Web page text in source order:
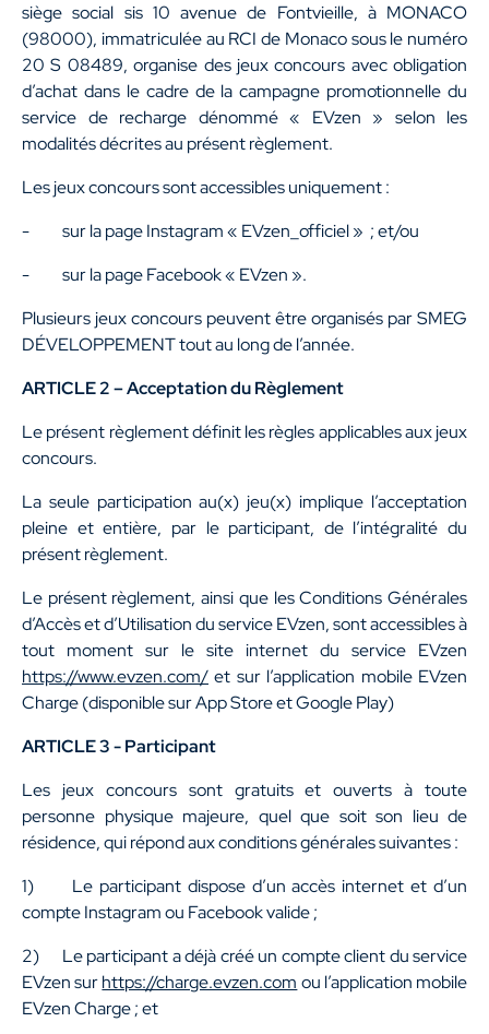
siège social sis 10 avenue de Fontvieille, à MONACO
(98000), immatriculée au RCI de Monaco sous le numéro
20 S 08489, organise des jeux concours avec obligation
d’achat dans le cadre de la campagne promotionnelle du
service de recharge dénommé « EVzen » selon les
modalités décrites au présent règlement.
Les jeux concours sont accessibles uniquement :
- sur la page Instagram « EVzen_officiel » ; et/ou
- sur la page Facebook « EVzen ».
Plusieurs jeux concours peuvent être organisés par SMEG
DÉVELOPPEMENT tout au long de l’année.
ARTICLE 2 – Acceptation du Règlement
Le présent règlement définit les règles applicables aux jeux
concours.
La seule participation au(x) jeu(x) implique l’acceptation
pleine et entière, par le participant, de l’intégralité du
présent règlement.
Le présent règlement, ainsi que les Conditions Générales
d’Accès et d’Utilisation du service EVzen, sont accessibles à
tout moment sur le site internet du service EVzen
https://www.evzen.com/ et sur l’application mobile EVzen
Charge (disponible sur App Store et Google Play)
ARTICLE 3 - Participant
Les jeux concours sont gratuits et ouverts à toute
personne physique majeure, quel que soit son lieu de
résidence, qui répond aux conditions générales suivantes :
1) Le participant dispose d’un accès internet et d’un
compte Instagram ou Facebook valide ;
2) Le participant a déjà créé un compte client du service
EVzen surhttps://charge.evzen.com ou l’application mobile
EVzen Charge ; et